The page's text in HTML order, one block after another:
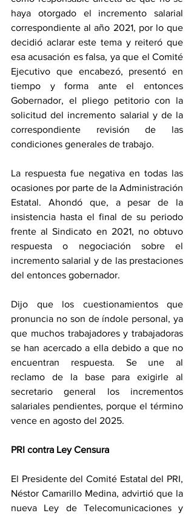
haya otorgado el incremento salarial
correspondiente al año 2021, por lo que
decidió aclarar este tema y reiteró que
esa acusación es falsa, ya que el Comité
Ejecutivo que encabezó, presentó en
tiempo y forma ante el entonces
Gobernador, el pliego petitorio con la
solicitud del incremento salarial y de la
correspondiente revisión de las
condiciones generales de trabajo.
La respuesta fue negativa en todas las
ocasiones por parte de la Administración
Estatal. Ahondó que, a pesar de la
insistencia hasta el final de su periodo
frente al Sindicato en 2021, no obtuvo
respuesta o negociación sobre el
incremento salarial y de las prestaciones
del entonces gobernador.
Dijo que los cuestionamientos que
pronuncia no son de índole personal, ya
que muchos trabajadores y trabajadoras
se han acercado a ella debido a que no
encuentran respuesta. Se une al
reclamo de la base para exigirle al
secretario general los incrementos
salariales pendientes, porque el término
vence en agosto del 2025.
PRI contra Ley Censura
El Presidente del Comité Estatal del PRI,
Néstor Camarillo Medina, advirtió que la
nueva Ley de Telecomunicaciones y